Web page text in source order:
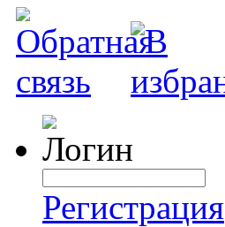
Регистрация